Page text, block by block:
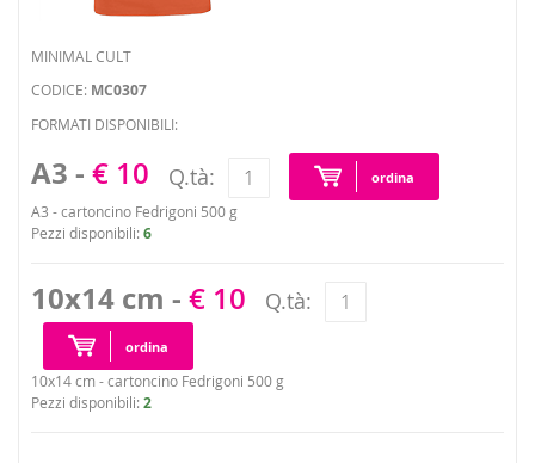
MINIMAL CULT
CODICE: MC0307
FORMATI DISPONIBILI:
A3 - € 10 Q.tà: ordina
A3 - cartoncino Fedrigoni 500 g
Pezzi disponibili: 6
10x14 cm - € 10 Q.tà:
ordina
10x14 cm - cartoncino Fedrigoni 500 g
Pezzi disponibili: 2